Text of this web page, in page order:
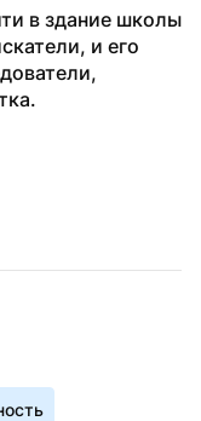
в здание школы
и его